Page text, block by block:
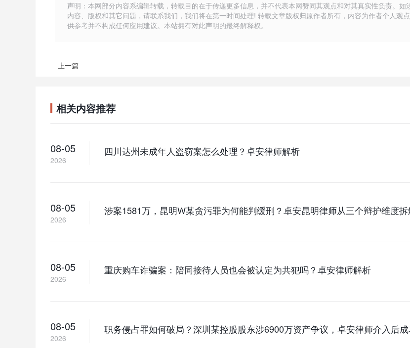
声明：本网部分内容系编辑转载，转载目的在于传递更多信息，并不代表本网赞同其观点和对其真实性负责。如
内容、版权和其它问题，请联系我们，我们将在第一时间处理! 转载文章版权归原作者所有，内容为作者个人观
供参考并不构成任何应用建议。本站拥有对此声明的最终解释权。
上一篇
相关内容推荐
08-05
2026
四川达州未成年人盗窃案怎么处理？卓安律师解析
08-05
2026
涉案1581万，昆明W某贪污罪为何能判缓刑？卓安昆明律师从三个辩护维度
08-05
2026
重庆购车诈骗案：陪同接待人员也会被认定为共犯吗？卓安律师解析
08-05
2026
职务侵占罪如何破局？深圳某控股股东涉6900万资产争议，卓安律师介入后